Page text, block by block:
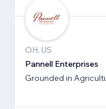
OH, US
Pannell Enterprises
Grounded in